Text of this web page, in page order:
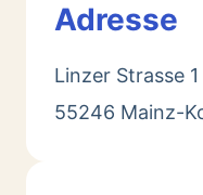
Adresse
Linzer Strasse 1
55246 Mainz-